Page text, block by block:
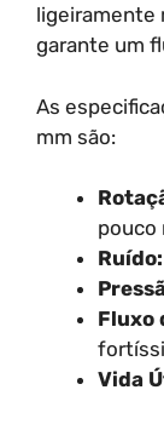
ligeiramente
garante um
As
mm são:
pouco
Ruído:
Fluxo
Vida